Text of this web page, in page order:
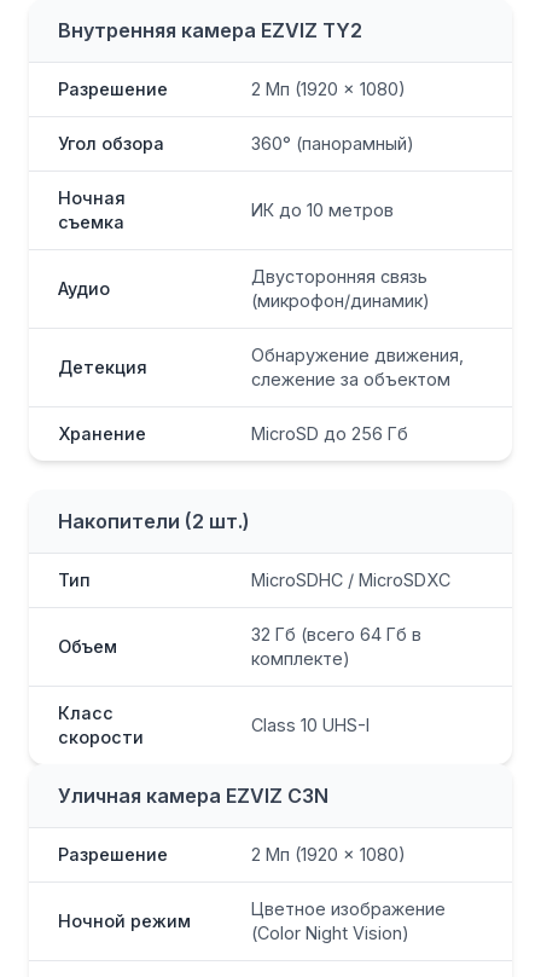
Внутренняя камера EZVIZ TY2
Разрешение 2 Мп (1920 × 1080)
Угол обзора 360° (панорамный)
Ночная
съемка
ИК до 10 метров
Аудио
Двусторонняя связь
(микрофон/динамик)
Детекция
Обнаружение движения,
слежение за объектом
Хранение MicroSD до 256 Гб
Накопители (2 шт.)
Тип MicroSDHC / MicroSDXC
Объем
32 Гб (всего 64 Гб в
комплекте)
Класс
скорости
Class 10 UHS-I
Уличная камера EZVIZ C3N
Разрешение 2 Мп (1920 × 1080)
Ночной режим
Цветное изображение
(Color Night Vision)